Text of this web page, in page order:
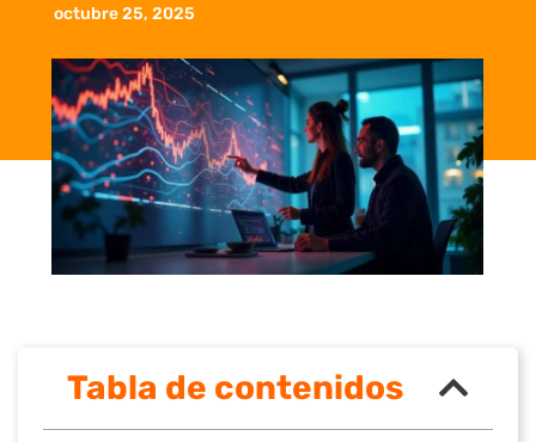
octubre 25, 2025
Tabla de contenidos